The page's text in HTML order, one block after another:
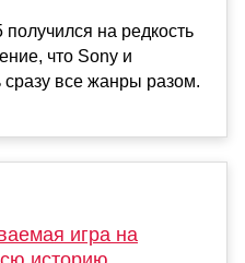
на редкость
что Sony и
сразу все жанры разом.
игра на